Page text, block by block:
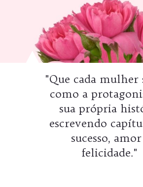
"Que cada mulher
como a
sua própria
escrevendo
sucesso,
felicidade."